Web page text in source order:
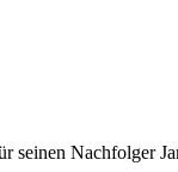
seinen Nachfolger